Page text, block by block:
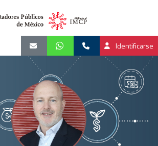
Identificarse